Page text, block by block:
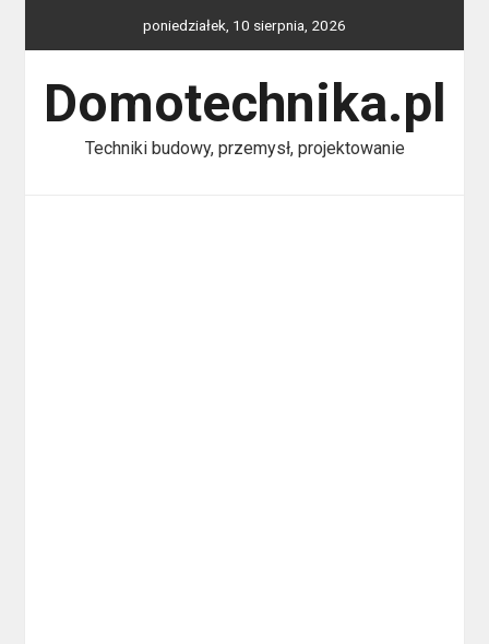
poniedziałek, 10 sierpnia, 2026
Domotechnika.pl
Techniki budowy, przemysł, projektowanie